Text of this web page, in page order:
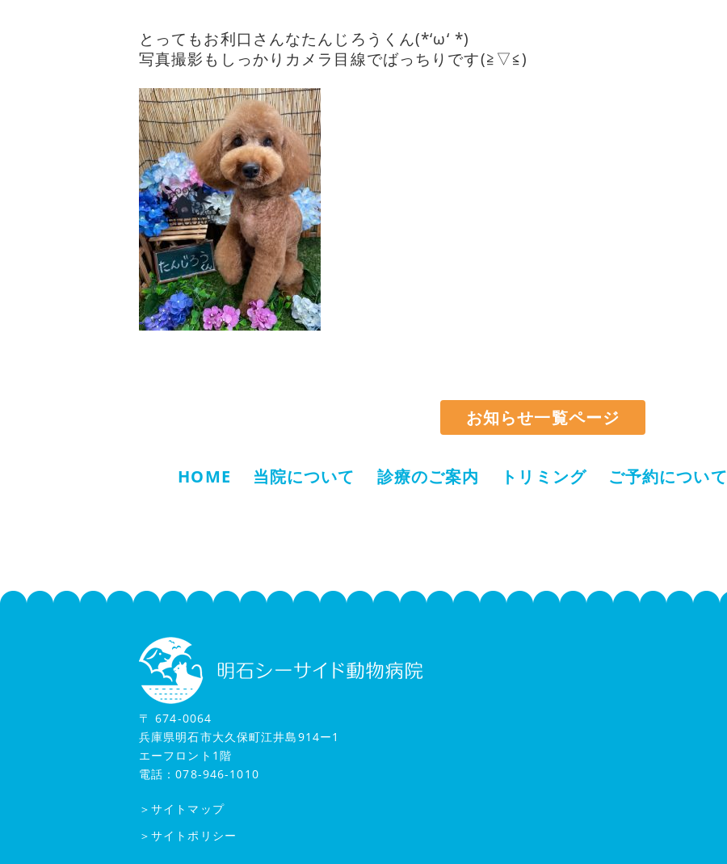
とってもお利口さんなたんじろうくん(*‘ω‘ *)
写真撮影もしっかりカメラ目線でばっちりです(≧▽≦)
お知らせ一覧ページ
HOME 当院について 診療のご案内 トリミング ご予約について
〒 674-0064
兵庫県明石市大久保町江井島914ー1
エーフロント1階
電話：078-946-1010
＞サイトマップ
＞サイトポリシー